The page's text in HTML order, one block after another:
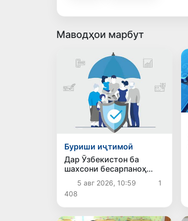
Маводҳои марбут
Буриши иҷтимоӣ
Дар Ӯзбекистон ба
шахсони бесарпаноҳ
паноҳгоҳи муваққатӣ,
кумаки иҷтимоӣ ва
имконияти бо ҷойи кор
таъмин шудан фароҳам
карда мешавад
5 авг 2026, 10:59
1
408